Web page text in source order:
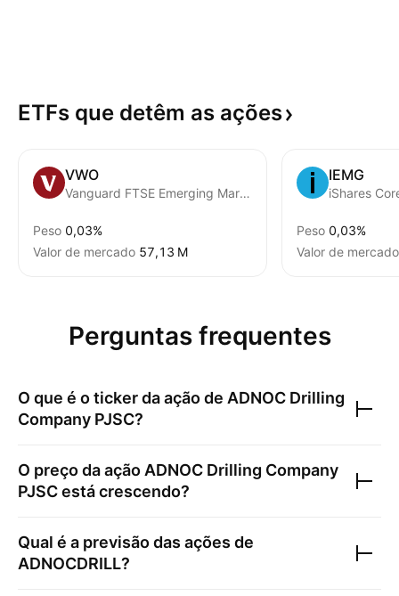
ETFs que detêm as ações
VWO
Vanguard FTSE Emerging Markets ETF
Peso 0,03%
Valor de mercado ‪57,13 M‬
IEMG
Peso 0,03%
Valor de mercado
Perguntas frequentes
O que é o ticker da ação de ADNOC Drilling
Company PJSC?
O preço da ação ADNOC Drilling Company
PJSCestá crescendo?
Qual é a previsão das ações de
ADNOCDRILL?